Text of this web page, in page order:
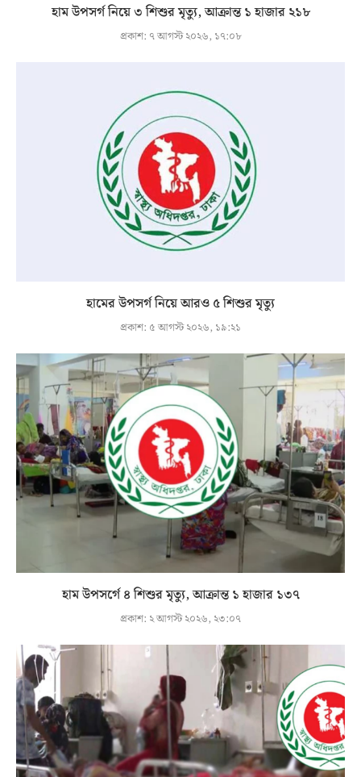
হাম উপসর্গ নিয়ে ৩ শিশুর মৃত্যু, আক্রান্ত ১ হাজার ২১৮
প্রকাশ: ৭ আগস্ট ২০২৬, ১৭:০৮
হামের উপসর্গ নিয়ে আরও ৫ শিশুর মৃত্যু
প্রকাশ: ৫ আগস্ট ২০২৬, ১৯:২১
হাম উপসর্গে ৪ শিশুর মৃত্যু, আক্রান্ত ১ হাজার ১৩৭
প্রকাশ: ২ আগস্ট ২০২৬, ২৩:০৭